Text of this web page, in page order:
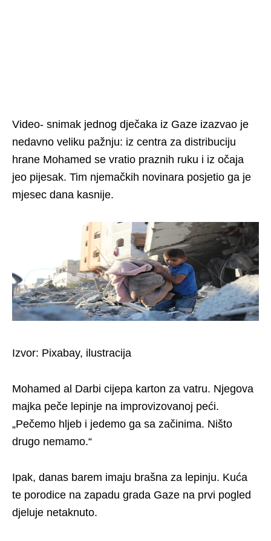
Video- snimak jednog dječaka iz Gaze izazvao je
nedavno veliku pažnju: iz centra za distribuciju
hrane Mohamed se vratio praznih ruku i iz očaja
jeo pijesak. Tim njemačkih novinara posjetio ga je
mjesec dana kasnije.
Izvor: Pixabay, ilustracija
Mohamed al Darbi cijepa karton za vatru. Njegova
majka peče lepinje na improvizovanoj peći.
„Pečemo hljeb i jedemo ga sa začinima. Ništo
drugo nemamo.“
Ipak, danas barem imaju brašna za lepinju. Kuća
te porodice na zapadu grada Gaze na prvi pogled
djeluje netaknuto.